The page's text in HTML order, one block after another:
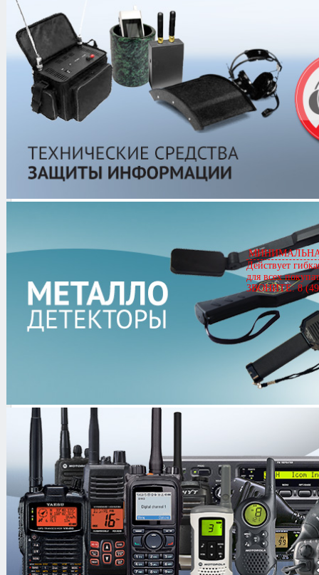
оборудование
Контроль доступа
Каталог/Рации и Аксессуары/
радиостанции/Motorola/
Motorola /Motorola GP380 UHF
Motorola GP380 UHF
Цена
19,397.00 руб.
Кол-во
Действует
для всех
ЗВОНИТЕ: 8
Комплектация:
Радиостанция
Антенна
Клипса HLN8255B
Аккумулятор NiMH 1400 мАч